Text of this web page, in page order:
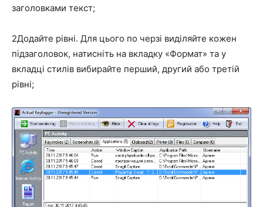
заголовками текст;
2Додайте рівні. Для цього по черзі виділяйте кожен
підзаголовок, натисніть на вкладку «Формат» та у
вкладці стилів вибирайте перший, другий або третій
рівні;